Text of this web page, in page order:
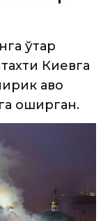
ўтар
Киевга
ҳаво
оширган.